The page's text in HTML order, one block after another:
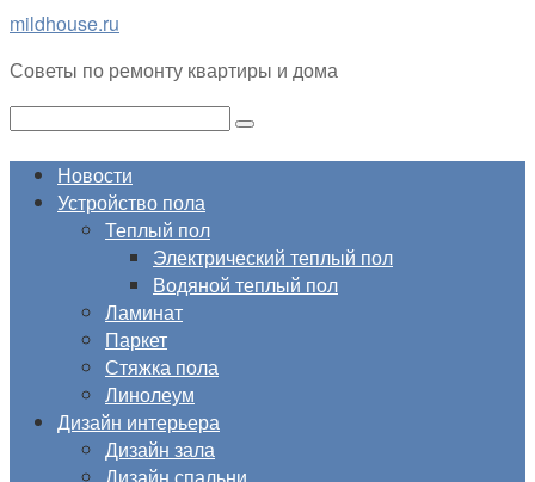
Перейти
контенту
mildhouse.ru
Советы по ремонту квартиры и дома
Поиск:
Новости
Устройство пола
Теплый пол
Электрический теплый пол
Водяной теплый пол
Ламинат
Паркет
Стяжка пола
Линолеум
Дизайн интерьера
Дизайн зала